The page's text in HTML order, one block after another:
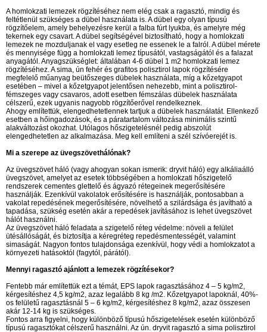
A homlokzati lemezek rögzítéséhez nem elég csak a ragasztó, mindig és
feltétlenül szükséges a dübel használata is. A dübel egy olyan típusú
rögzítőelem, amely behelyezésre kerül a falba fúrt lyukba, és amelyre még
tekernek egy csavart. A dübel segítségével biztosítható, hogy a homlokzati
lemezek ne mozduljanak el vagy esetleg ne essenek le a falról. A dübel mérete
és mennyisége függ a homlokzati lemez típusától, vastagságától és a falazat
anyagától. Anyagszükséglet: általában 4-6 dübel 1 m2 homlokzati lemez
rögzítéséhez. A sima, ún fehér és grafitos polisztirol lapok rögzítésére
megfelelő műanyag beütőszeges dübelek használata, míg a kőzetgyapot
esetében – mivel a kőzetgyapot jelentősen nehezebb, mint a polisztirol-
fémszeges vagy csavaros, adott esetben fémszálas dübelek használata
célszerű, ezek ugyanis nagyobb rögzítőerővel rendelkeznek.
Ahogy említettük, elengedhetetlennek tartjuk a dübelek használatát. Ellenkező
esetben a hőingadozások, és a páratartalom változása minimális szintű
alakváltozást okozhat. Utólagos hőszigetelésnél pedig abszolút
elengedhetetlen az alkalmazása. Meg kell említeni a szél szívóerejét is.
Mi a szerepe az üvegszövethálónak?
Az üvegszövet háló (vagy ahogyan sokan ismerik: dryvit háló) egy alkáliaálló
üvegszövet, amelyet az esetek többségében a homlokzati hőszigetelő
rendszerek cementes glettelő és ágyazó rétegeinek megerősítésére
használják. Ezenkívül vakolatok erősítésére is használják, pontosabban a
vakolat repedésének megerősítésére, növelhető a szilárdsága és javítható a
tapadása, szükség esetén akár a repedések javításához is lehet üvegszövet
hálót használni.
Az üvegszövet háló feladata a szigetelő réteg védelme: növeli a felület
ütésállóságát, és biztosítja a kéregréteg repedésmentességét, valamint
simaságát. Nagyon fontos tulajdonsága ezenkívül, hogy védi a homlokzatot a
környezeti hatásoktól (fagytól, párától).
Mennyi ragasztó ajánlott a lemezek rögzítésekor?
Fentebb már említettük ezt a témát, EPS lapok ragasztásához 4 – 5 kg/m2,
kérgesítéshez 4,5 kg/m2, azaz legalább 8 kg /m2. Kőzetgyapot lapoknál, 40%-
os felületű ragasztásnál 5 – 6 kg/m2, kérgesítéshez 8 kg/m2, azaz összesen
akár 12-14 kg is szükséges.
Fontos arra figyelni, hogy különböző típusú hőszigetelések esetén különböző
típusú ragasztókat célszerű használni. Az ún. dryvit ragasztó a sima polisztirol